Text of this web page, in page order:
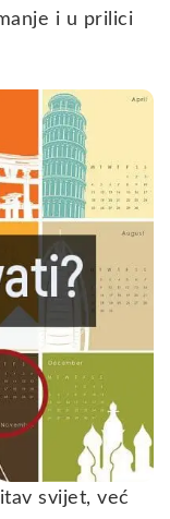
i u prilici
svijet, već